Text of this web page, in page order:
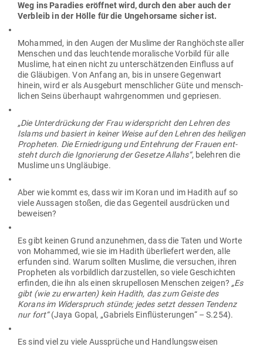
Weg ins Paradies eröffnet wird, durch den aber auch der
Ver­bleib in der Hölle für die Unge­horsame sicher ist.
Mohammed, in den Augen der Muslime der Rang­höchste aller
Men­schen und das leuch­tende mora­lische Vorbild für alle
Muslime, hat einen nicht zu unter­schät­zenden Ein­fluss auf
die Gläu­bigen. Von Anfang an, bis in unsere Gegenwart
hinein, wird er als Aus­geburt mensch­licher Güte und mensch­
lichen Seins über­haupt wahr­ge­nommen und gepriesen.
„Die Unter­drü­ckung der Frau wider­spricht den Lehren des
Islams und basiert in keiner Weise auf den Lehren des hei­ligen
Pro­pheten. Die Ernied­rigung und Ent­ehrung der Frauen ent­
steht durch die Igno­rierung der Gesetze Allahs“, belehren die
Muslime uns Ungläubige.
Aber wie kommt es, dass wir im Koran und im Hadith auf so
viele Aus­sagen stoßen, die das Gegenteil aus­drücken und
beweisen?
Es gibt keinen Grund anzu­nehmen, dass die Taten und Worte
von Mohammed, wie sie im Hadith über­liefert werden, alle
erfunden sind. Warum sollten Muslime, die ver­suchen, ihren
Pro­pheten als vor­bildlich dar­zu­stellen, so viele Geschichten
erfinden, die ihn als einen skru­pel­losen Men­schen zeigen? „Es
gibt (wie zu erwarten) kein Hadith, das zum Geiste des
Korans im Wider­spruch stünde; jedes setzt dessen Tendenz
nur fort“(Jaya Gopal, „Gabriels Ein­flüs­te­rungen“ – S.254).
Es sind viel zu viele Aus­sprüche und Hand­lungs­weisen